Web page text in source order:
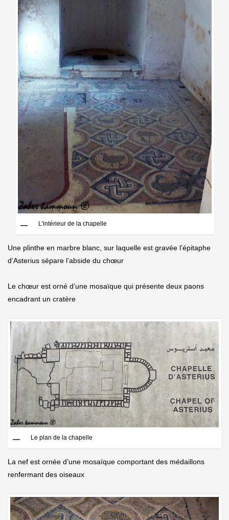
L'intérieur de la chapelle
Une plinthe en marbre blanc, sur laquelle est gravée l’épitaphe
d’Asterius sépare l’abside du chœur
Le chœur est orné d’une mosaïque qui présente deux paons
encadrant un cratère
Le plan de la chapelle
La nef est ornée d’une mosaïque comportant des médaillons
renfermant des oiseaux